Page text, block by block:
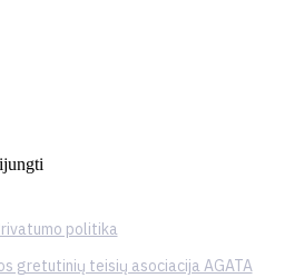
politika
gretutinių teisių asociacija AGATA